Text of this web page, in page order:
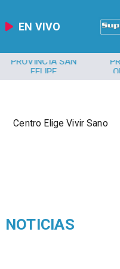
EN VIVO
PROVINCIA SAN
FELIPE
Centro Elige Vivir Sano
NOTICIAS